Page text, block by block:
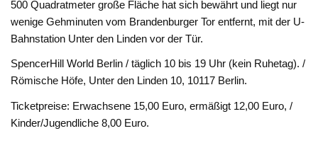
500 Quadratmeter große Fläche hat sich bewährt und liegt nur
wenige Gehminuten vom Brandenburger Tor entfernt, mit der U-
Bahnstation Unter den Linden vor der Tür.
SpencerHill World Berlin / täglich 10 bis 19 Uhr (kein Ruhetag). /
Römische Höfe, Unter den Linden 10, 10117 Berlin.
Ticketpreise: Erwachsene 15,00 Euro, ermäßigt 12,00 Euro, /
Kinder/Jugendliche 8,00 Euro.